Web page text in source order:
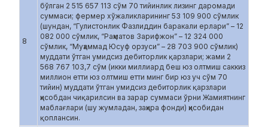
8
бўлган 2 515 657 113 сўм 70 тийинлик лизинг даромади
суммаси; фермер хўжаликларининг 53 109 900 сўмлик
(шундан, “Гулистонлик Фазлиддин баракали ерлари” – 12
082 000 сўмлик, “Раҳматов Зарифжон” – 12 324 000
сўмлик, “Муҳаммад Юсуф орзуси” – 28 703 900 сўмлик)
муддати ўтган умидсиз дебиторлик қарзлари; жами 2
568 767 103,7 сўм (икки миллиард беш юз олтмиш саккиз
миллион етти юз олтмиш етти минг бир юз уч сўм 70
тийин) муддати ўтган умидсиз дебиторлик қарзлари
ҳисобдан чиқарилсин ва зарар суммаси ўрни Жамиятнинг
маблағлари (шу жумладан, заҳира фонди) ҳисобидан
қоплансин.